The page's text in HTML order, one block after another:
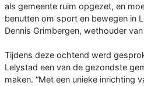
als gemeente ruim opgezet, en
benutten om sport en bewegen in
Dennis Grimbergen, wethouder
Tijdens deze ochtend werd
Lelystad een van de gezondste
maken. “Met een unieke inrichting